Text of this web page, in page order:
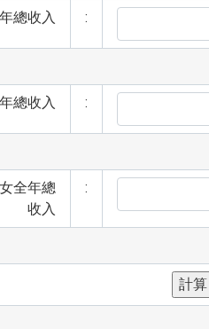
總收入 :
總收入 :
全年總
收入
: